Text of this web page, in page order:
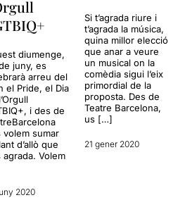
diumenge,
juny, es
arreu del
el Pride, el Dia
i des de
volem sumar
d’allò que
agrada. Volem
2020
Si t’agrada riure i
t’agrada la música,
quina millor elecció
que anar a veure
un musical on la
comèdia sigui l’eix
primordial de la
proposta. Des de
Teatre Barcelona,
us […]
21 gener 2020